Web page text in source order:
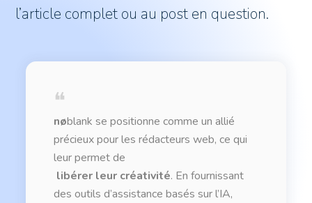
l’article complet ou au post en question.
❝
nøblank se positionne comme un allié
précieux pour les rédacteurs web, ce qui
leur permet de
libérer leur créativité. En fournissant
des outils d’assistance basés sur l’IA,